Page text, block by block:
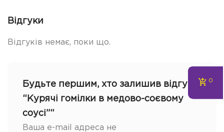
Відгуки
Відгуків немає, поки що.
Будьте першим, хто залишив відгук
“Курячі гомілки в медово-соєвому
соусі”“
Ваша e-mail адреса не
0